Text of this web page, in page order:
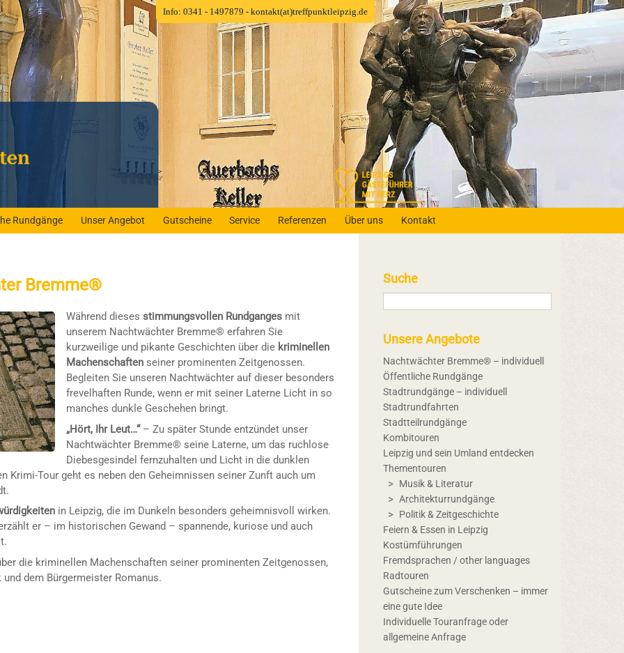
Rundgänge Unser Angebot Gutscheine Service Referenzen Über uns Kontakt
Bremme®
Während dieses stimmungsvollen Rundgangesmit
unserem Nachtwächter Bremme® erfahren Sie
kurzweilige und pikante Geschichten über die kriminellen
Machenschaftenseiner prominenten Zeitgenossen.
Begleiten Sie unseren Nachtwächter auf dieser besonders
frevelhaften Runde, wenn er mit seiner Laterne Licht in so
manches dunkle Geschehen bringt.
„Hört, Ihr Leut…“– Zu später Stunde entzündet unser
Nachtwächter Bremme® seine Laterne, um das ruchlose
Diebesgesindel fernzuhalten und Licht in die dunklen
Krimi-Tour geht es neben den Geheimnissen seiner Zunft auch um
in Leipzig, die im Dunkeln besonders geheimnisvoll wirken.
er – im historischen Gewand – spannende, kuriose und auch
die kriminellen Machenschaften seiner prominenten Zeitgenossen,
dem Bürgermeister Romanus.
Suche
Unsere Angebote
Nachtwächter Bremme® – individuell
Öffentliche Rundgänge
Stadtrundgänge – individuell
Stadtrundfahrten
Stadtteilrundgänge
Kombitouren
Leipzig und sein Umland entdecken
Thementouren
Musik & Literatur
Architekturrundgänge
Politik & Zeitgeschichte
Feiern & Essen in Leipzig
Kostümführungen
Fremdsprachen / other languages
Radtouren
Gutscheine zum Verschenken – immer
eine gute Idee
Individuelle Touranfrage oder
allgemeine Anfrage
Info: 0341 - 1497879 - kontakt(at)treffpunktleipzig.de